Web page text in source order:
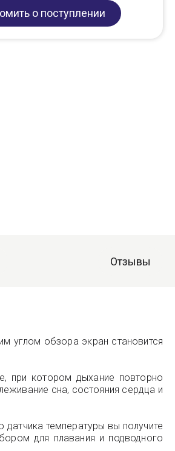
о поступлении
Отзывы
углом обзора экран становится
при котором дыхание повторно
сна, состояния сердца и
температуры вы получите
для плавания и подводного